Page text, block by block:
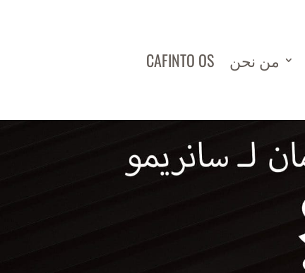
من نحن CAFINTO OS